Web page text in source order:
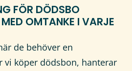
FÖR DÖDSBO
OMTANKE I VARJE
de behöver en
vi köper dödsbon, hanterar